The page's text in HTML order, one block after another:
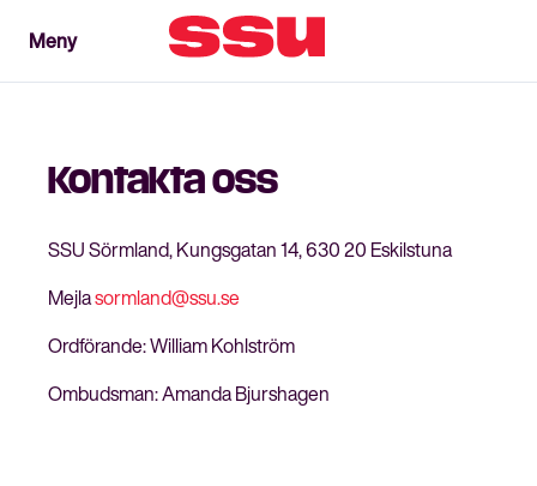
Stäng
MenyMeny
Kontakta oss
SSU Sörmland, Kungsgatan 14, 630 20 Eskilstuna
Mejlasormland@ssu.se
Ordförande: William Kohlström
Ombudsman: Amanda Bjurshagen